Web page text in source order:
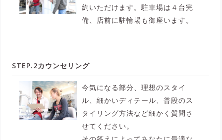
約いただけます。駐車場は４台完
備、店前に駐輪場も御座います。
STEP.2カウンセリング
今気になる部分、理想のスタイ
ル、細かいディテール、普段のス
タイリング方法など細かく質問さ
せてください。